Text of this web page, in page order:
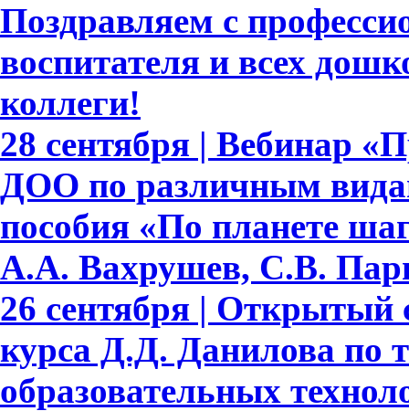
Поздравляем с
воспитателя и всех
коллеги!
28 сентября | Вебинар
ДОО по различным
пособия «По планете
А.А. Вахрушев, С.В.
26 сентября | Открытый
курса Д.Д. Данилова по
образовательных